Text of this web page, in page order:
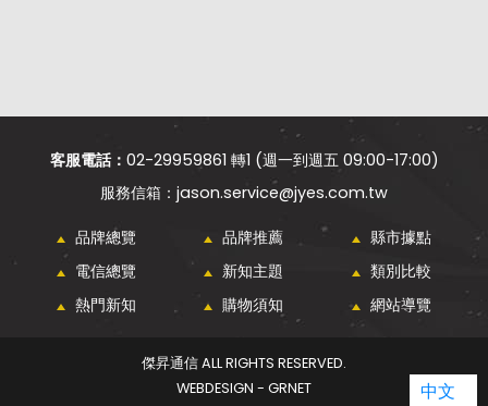
客服電話： 02-29959861 轉1 (週一到週五 09:00-17:00)
jason.service@jyes.com.tw
品牌總覽 品牌推薦
縣市據點
電信總覽
新知主題
類別比較
熱門新知
購物須知 網站導覽
傑昇通信 ALL RIGHTS RESERVED.
WEBDESIGN - GRNET
中文